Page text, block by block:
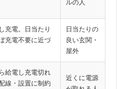
ルの人
充電。日当たり
充電不要に近づ
日当たりの
良い玄関・
屋外
給電し充電切れ
線・設置に制約
近くに電源